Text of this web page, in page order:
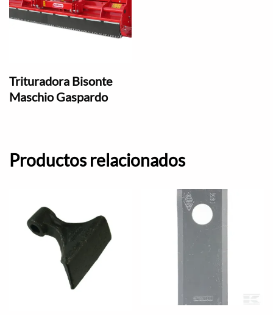
Trituradora Bisonte
Maschio Gaspardo
Productos relacionados